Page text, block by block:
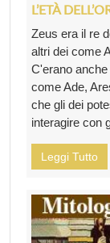
L’ETÀ
Zeus era il re
altri dei come
C'erano
come Ade,
che gli dei
interagire con
Leggi Tutto